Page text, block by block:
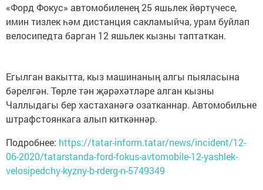
«Форд Фокус» автомобиленең 25 яшьлек йөртүчесе,
имин тизлек һәм дистанция сакламыйча, урам буйлап
велосипедта барган 12 яшьлек кызны таптаткан.
Егылган вакытта, кыз машинаның алгы пыяласына
бәрелгән. Төрле тән җәрәхәтләре алган кызны
Чаллыдагы бер хастаханәгә озатканнар. Автомобильне
штрафстоянкага алып киткәннәр.
Подробнее: https://tatar-inform.tatar/news/incident/12-
06-2020/tatarstanda-ford-fokus-avtomobile-12-yashlek-
velosipedchy-kyzny-b-rderg-n-5749349